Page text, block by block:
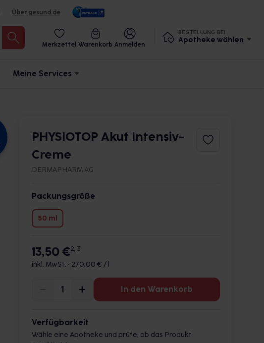
Über gesund.de
Merkzettel Warenkorb Anmelden
BESTELLUNG BEI
Apotheke wählen
Meine Services
PHYSIOTOP Akut Intensiv-
Creme
DERMAPHARM AG
Packungsgröße
50 ml
13,50 €2, 3
inkl. MwSt. • 270,00 € / l
In den Warenkorb
Verfügbarkeit
Wähle eine Apotheke und prüfe, ob das Produkt